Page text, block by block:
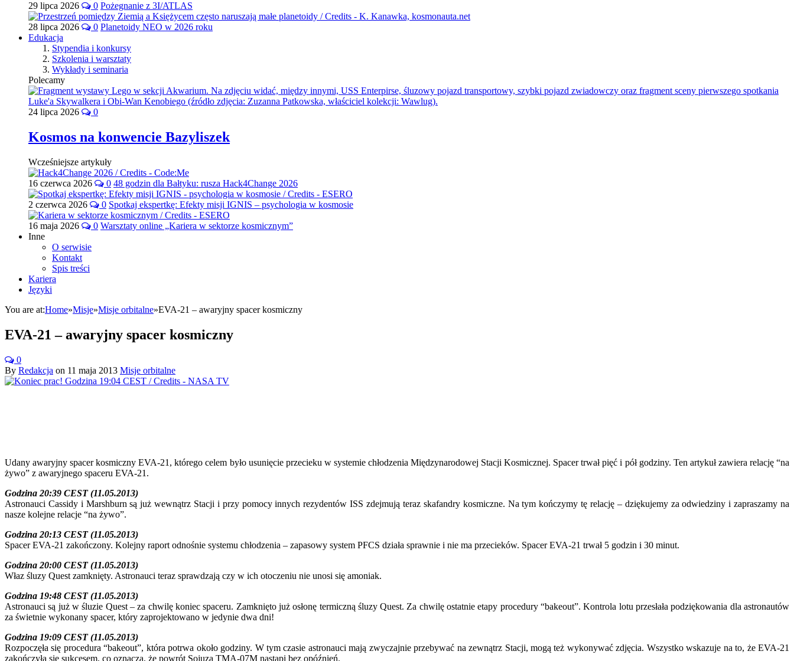
29 lipca 2026 0 Pożegnanie z 3I/ATLAS
28 lipca 2026 0 Planetoidy NEO w 2026 roku
Edukacja
Stypendia i konkursy
Szkolenia i warsztaty
Wykłady i seminaria
Polecamy
24 lipca 2026 0
Kosmos na konwencie Bazyliszek
Wcześniejsze artykuły
16 czerwca 2026 0 48 godzin dla Bałtyku: rusza Hack4Change 2026
2 czerwca 2026 0 Spotkaj ekspertkę: Efekty misji IGNIS – psychologia w kosmosie
16 maja 2026 0 Warsztaty online „Kariera w sektorze kosmicznym”
Inne
O serwisie
Kontakt
Spis treści
Kariera
Języki
You are at:Home»Misje»Misje orbitalne»EVA-21 – awaryjny spacer kosmiczny
EVA-21 – awaryjny spacer kosmiczny
0
By Redakcja on 11 maja 2013 Misje orbitalne
Udany awaryjny spacer kosmiczny EVA-21, którego celem było usunięcie przecieku w systemie chłodzenia Międzynarodowej Stacji Kosmicznej. Spacer trwał pięć i pół godziny. Ten artykuł zawiera relację “na
żywo” z awaryjnego spaceru EVA-21.
Godzina 20:39 CEST (11.05.2013)
Astronauci Cassidy i Marshburn są już wewnątrz Stacji i przy pomocy innych rezydentów ISS zdejmują teraz skafandry kosmiczne. Na tym kończymy tę relację – dziękujemy za odwiedziny i zapraszamy na
nasze kolejne relacje “na żywo”.
Godzina 20:13 CEST (11.05.2013)
Spacer EVA-21 zakończony. Kolejny raport odnośnie systemu chłodzenia – zapasowy system PFCS działa sprawnie i nie ma przecieków. Spacer EVA-21 trwał 5 godzin i 30 minut.
Godzina 20:00 CEST (11.05.2013)
Właz śluzy Quest zamknięty. Astronauci teraz sprawdzają czy w ich otoczeniu nie unosi się amoniak.
Godzina 19:48 CEST (11.05.2013)
Astronauci są już w śluzie Quest – za chwilę koniec spaceru. Zamknięto już osłonę termiczną śluzy Quest. Za chwilę ostatnie etapy procedury “bakeout”. Kontrola lotu przesłała podziękowania dla astronautów
za świetnie wykonany spacer, który zaprojektowano w jedynie dwa dni!
Godzina 19:09 CEST (11.05.2013)
Rozpoczęła się procedura “bakeout”, która potrwa około godziny. W tym czasie astronauci mają zwyczajnie przebywać na zewnątrz Stacji, mogą też wykonywać zdjęcia. Wszystko wskazuje na to, że EVA-21
zakończyła sie sukcesem, co oznacza, że powrót Sojuza TMA-07M nastąpi bez opóźnień.